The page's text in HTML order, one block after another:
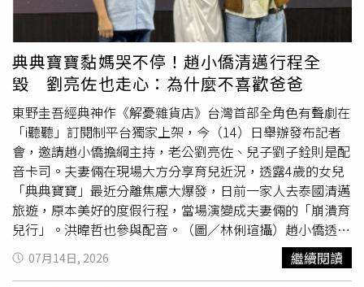
但從有限的監視器畫面中，卻看到孩子遭到粗暴對待，甚至
被孤立在角落、不准正常吃飯與午睡，讓人十分心痛，也承
諾會陪伴孩子重新找回安全感，追究事件責任到底。教育局
學前教育科表示，市府接獲通報後即啟動調查，6月29日已
要求2歲班涉案教保員停止入園，後續檢視影像時，又發現
另一班級教保員也涉及不當管教，因此於7月14日要求第二
名教保員停止入園。教育局指出，監視器影像已完成檢視，
後續將安排受害家長到局觀看相關畫面並接受訪談，同時針
對幼兒園延遲通報部分，已先裁罰3萬元。待調查完成送交
認定委員會審議後，涉案教保員最高可處終身不得擔任教保
員，並處6萬至60萬元罰鍰，園方負責人及知情未通報人員
也將依法究責。教育局強調，將協助有需求的幼童轉園安
置，並於16日晚間召開家長說明會，說明後續調查進度及處
理方式；若最終裁罰成立，將依法於「全國教保資訊網」公
典典寶寶黏媽哭不停！趙小僑清邁行程全
毀 劉亮佐也走心：為什麼不喜歡爸爸
東野圭吾經典神作《解憂雜貨店》台灣首部全角色有聲劇在
「i聽聽」訂閱制平台獨家上架，今（14）日舉辦發布記者
會，邀請趙小僑擔綱主持，老公劉亮佐、兒子劉子銓則是配
音卡司。夫妻倆在現場大方分享育兒近況，透露4歲的女兒
「典典寶寶」最近分離焦慮大爆發，日前一家人去泰國清邁
旅遊，原本美好的度假行程，當場演變成夫妻倆的「崩潰育
兒行」。洪暐哲也參與配音。（圖／林俐瑄攝）趙小僑透
露，典典寶寶開始
後，變得極度依賴媽媽，像是今天早
上劉亮佐帶她去上課，典典寶寶仍哭喊「我要媽媽」。日前
07月14日, 2026 繼續閱讀